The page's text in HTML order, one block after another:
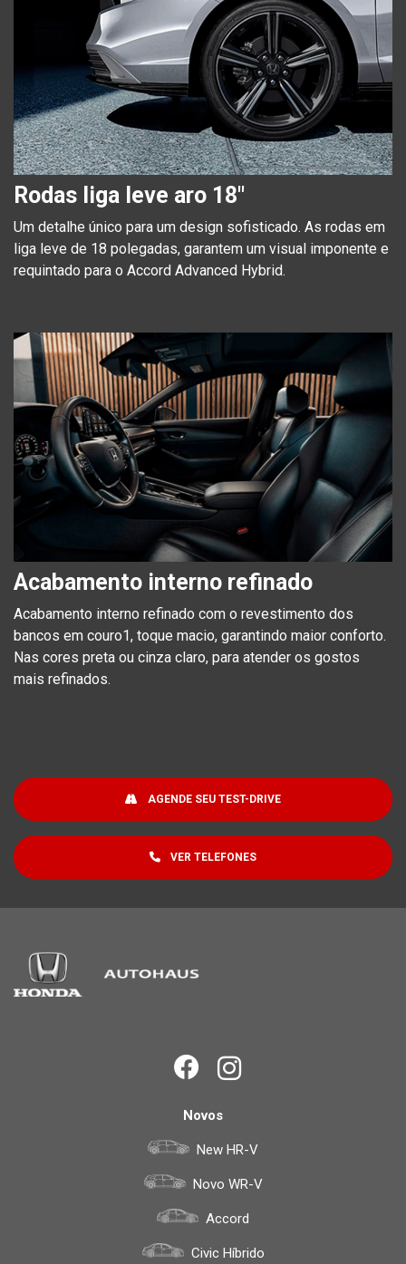
Rodas liga leve aro 18"
Um detalhe único para um design sofisticado. As rodas em
liga leve de 18 polegadas, garantem um visual imponente e
requintado para o Accord Advanced Hybrid.
Acabamento interno refinado
Acabamento interno refinado com o revestimento dos
bancos em couro1, toque macio, garantindo maior conforto.
Nas cores preta ou cinza claro, para atender os gostos
mais refinados.
VER TELEFONES
AGENDE SEU TEST-DRIVE
Novos
New HR-V
Novo WR-V
Accord
Civic Híbrido